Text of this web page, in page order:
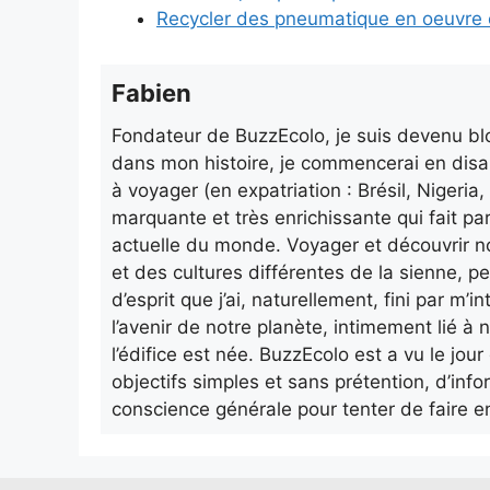
Recycler des pneumatique en oeuvre
Fabien
Fondateur de BuzzEcolo, je suis devenu
dans mon histoire, je commencerai en
à voyager (en expatriation : Brésil,
marquante et très enrichissante qui fait
actuelle du monde. Voyager et découvrir
et des cultures différentes de la sienne,
d’esprit que j’ai, naturellement, fini par
l’avenir de notre planète, intimement lié à
l’édifice est née. BuzzEcolo est a vu le
objectifs simples et sans prétention,
conscience générale pour tenter de faire